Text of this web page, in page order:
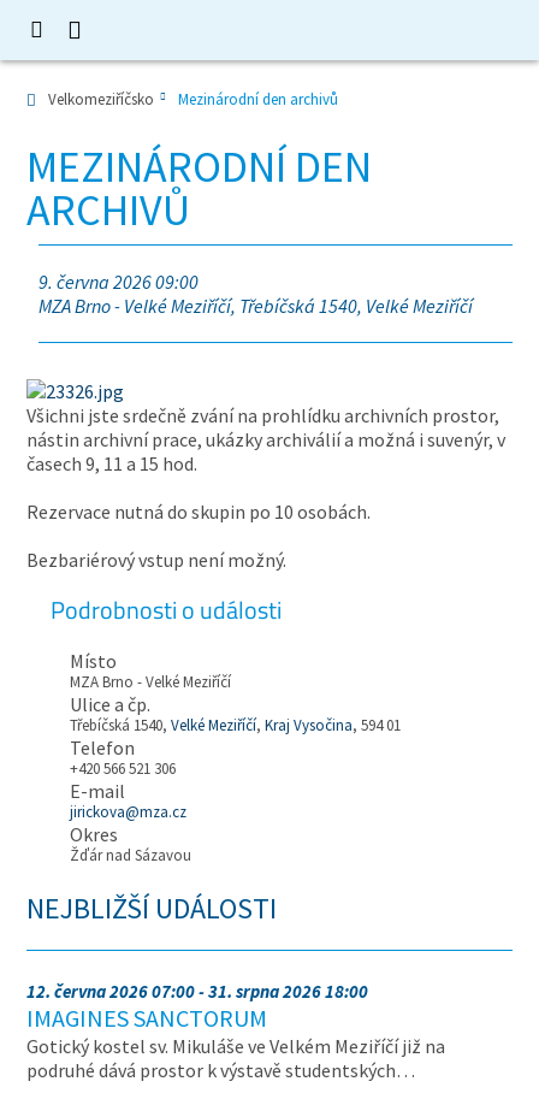
Velkomeziříčsko Mezinárodní den archivů
MEZINÁRODNÍ DEN
ARCHIVŮ
9. června 2026 09:00
MZA Brno - Velké Meziříčí, Třebíčská 1540, Velké Meziříčí
Všichni jste srdečně zvání na prohlídku archivních prostor,
nástin archivní prace, ukázky archiválií a možná i suvenýr, v
časech 9, 11 a 15 hod.
Rezervace nutná do skupin po 10 osobách.
Bezbariérový vstup není možný.
Podrobnosti o události
Místo
MZA Brno - Velké Meziříčí
Ulice a čp.
Třebíčská 1540,Velké Meziříčí,Kraj Vysočina, 594 01
Telefon
+420 566 521 306
E-mail
jirickova@mza.cz
Okres
Žďár nad Sázavou
NEJBLIŽŠÍ UDÁLOSTI
12. června 2026 07:00 - 31. srpna 2026 18:00
IMAGINES SANCTORUM
Gotický kostel sv. Mikuláše ve Velkém Meziříčí již na
podruhé dává prostor k výstavě studentských…